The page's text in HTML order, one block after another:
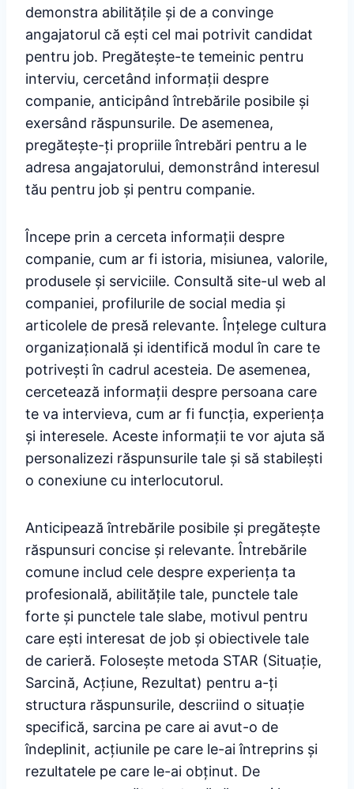
demonstra abilitățile și de a convinge
angajatorul că ești cel mai potrivit candidat
pentru job. Pregătește-te temeinic pentru
interviu, cercetând informații despre
companie, anticipând întrebările posibile și
exersând răspunsurile. De asemenea,
pregătește-ți propriile întrebări pentru a le
adresa angajatorului, demonstrând interesul
tău pentru job și pentru companie.
Începe prin a cerceta informații despre
companie, cum ar fi istoria, misiunea, valorile,
produsele și serviciile. Consultă site-ul web al
companiei, profilurile de social media și
articolele de presă relevante. Înțelege cultura
organizațională și identifică modul în care te
potrivești în cadrul acesteia. De asemenea,
cercetează informații despre persoana care
te va intervieva, cum ar fi funcția, experiența
și interesele. Aceste informații te vor ajuta să
personalizezi răspunsurile tale și să stabilești
o conexiune cu interlocutorul.
Anticipează întrebările posibile și pregătește
răspunsuri concise și relevante. Întrebările
comune includ cele despre experiența ta
profesională, abilitățile tale, punctele tale
forte și punctele tale slabe, motivul pentru
care ești interesat de job și obiectivele tale
de carieră. Folosește metoda STAR (Situație,
Sarcină, Acțiune, Rezultat) pentru a-ți
structura răspunsurile, descriind o situație
specifică, sarcina pe care ai avut-o de
îndeplinit, acțiunile pe care le-ai întreprins și
rezultatele pe care le-ai obținut. De